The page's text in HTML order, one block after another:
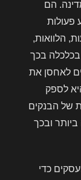
הם
הלוואות,
בכך
לאחסן את
לספק
של הבנקים
ובכך
כדי